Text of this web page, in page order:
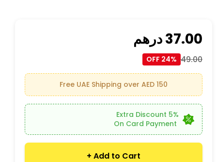
37.00درهم
49.00
24% OFF
Free UAE Shipping over AED 150
On Card Payment
Add to Cart +